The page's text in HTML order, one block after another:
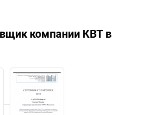
компании КВТ в